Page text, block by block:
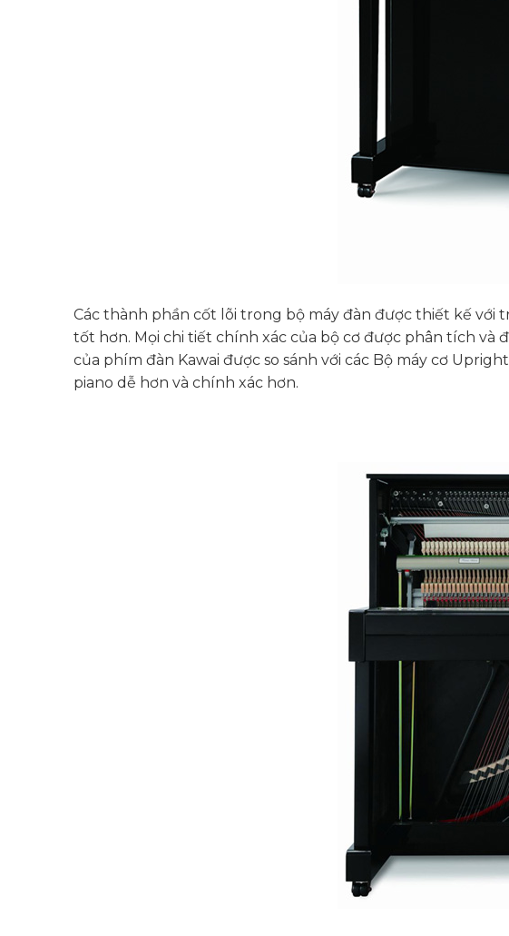
Các thành phần cốt lõi trong bộ máy đàn được thiết kế với
tốt hơn. Mọi chi tiết chính xác của bộ cơ được phân tích và
của phím đàn Kawai được so sánh với các Bộ máy cơ
piano dễ hơn và chính xác hơn.